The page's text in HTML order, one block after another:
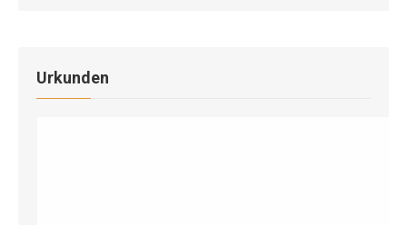
Urkunden